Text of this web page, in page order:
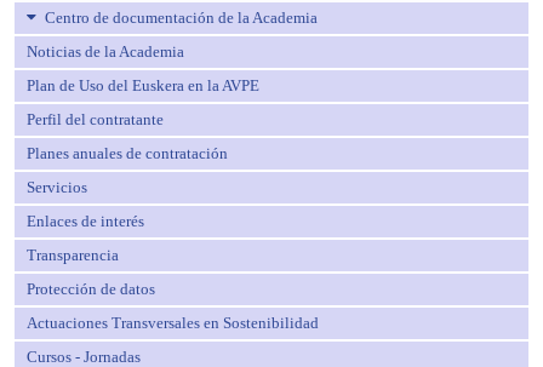
Centro de documentación de la Academia
Noticias de la Academia
Plan de Uso del Euskera en la AVPE
Perfil del contratante
Planes anuales de contratación
Servicios
Enlaces de interés
Transparencia
Protección de datos
Actuaciones Transversales en Sostenibilidad
Cursos - Jornadas